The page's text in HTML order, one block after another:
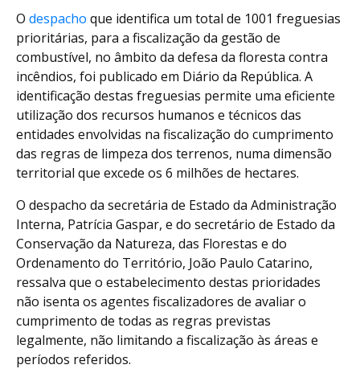
O despacho que identifica um total de 1001 freguesias
prioritárias, para a fiscalização da gestão de
combustível, no âmbito da defesa da floresta contra
incêndios, foi publicado em Diário da República. A
identificação destas freguesias permite uma eficiente
utilização dos recursos humanos e técnicos das
entidades envolvidas na fiscalização do cumprimento
das regras de limpeza dos terrenos, numa dimensão
territorial que excede os 6 milhões de hectares.
O despacho da secretária de Estado da Administração
Interna, Patrícia Gaspar, e do secretário de Estado da
Conservação da Natureza, das Florestas e do
Ordenamento do Território, João Paulo Catarino,
ressalva que o estabelecimento destas prioridades
não isenta os agentes fiscalizadores de avaliar o
cumprimento de todas as regras previstas
legalmente, não limitando a fiscalização às áreas e
períodos referidos.